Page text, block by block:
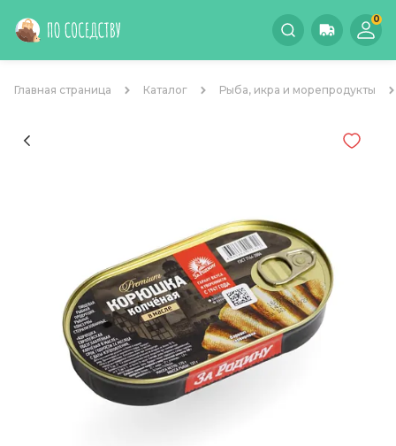
0
Главная страница Каталог Рыба, икра и морепродукты